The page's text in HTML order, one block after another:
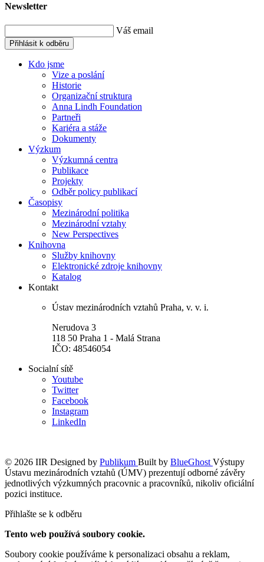
Newsletter
Váš email
Přihlásit k odběru
Kdo jsme
Vize a poslání
Historie
Organizační struktura
Anna Lindh Foundation
Partneři
Kariéra a stáže
Dokumenty
Výzkum
Výzkumná centra
Publikace
Projekty
Odběr policy publikací
Časopisy
Mezinárodní politika
Mezinárodní vztahy
New Perspectives
Knihovna
Služby knihovny
Elektronické zdroje knihovny
Katalog
Kontakt
Ústav mezinárodních vztahů Praha, v. v. i.
Nerudova 3
118 50 Praha 1 - Malá Strana
IČO: 48546054
Socialní sítě
Youtube
Twitter
Facebook
Instagram
LinkedIn
© 2026 IIR Designed by Publikum Built by BlueGhost Výstupy
Ústavu mezinárodních vztahů (ÚMV) prezentují odborné závěry
jednotlivých výzkumných pracovnic a pracovníků, nikoliv oficiální
pozici instituce.
Přihlašte se k odběru
Tento web používá soubory cookie.
Soubory cookie používáme k personalizaci obsahu a reklam,